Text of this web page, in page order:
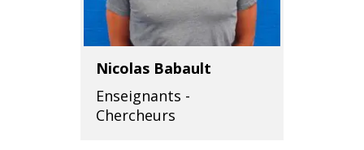
Nicolas Babault
Enseignants -
Chercheurs